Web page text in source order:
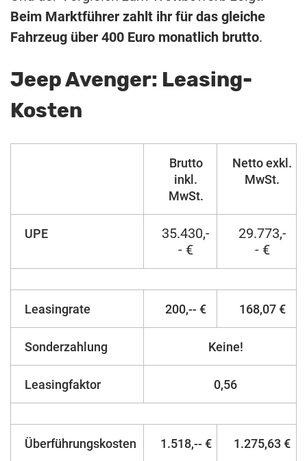
Beim Marktführer zahlt ihr für das gleiche
Fahrzeug über 400 Euro monatlich brutto.
Jeep Avenger: Leasing-
Kosten
Brutto
inkl.
MwSt.
Netto exkl.
MwSt.
UPE
35.430,-
- €
29.773,-
- €
Leasingrate 200,-- € 168,07 €
Sonderzahlung Keine!
Leasingfaktor 0,56
Überführungskosten 1.518,-- € 1.275,63 €